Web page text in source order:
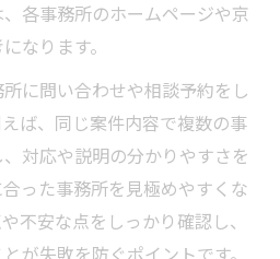
各事務所のホームページや京
なります。
に問い合わせや相談予約をし
ば、同じ案件内容で複数の事
対応や説明の分かりやすさを
った事務所を見極めやすくな
不安な点をしっかり確認し、